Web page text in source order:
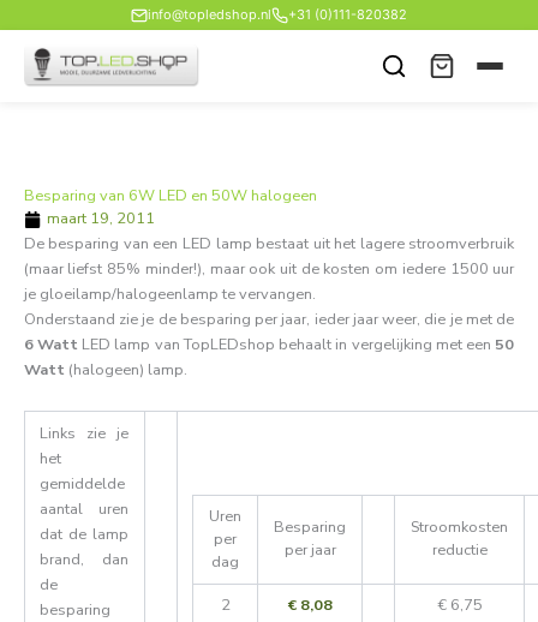
naar
inhoud
info@topledshop.nl +31 (0)111-820382
Besparing van 6W LED en 50W halogeen
maart 19, 2011
De besparing van een LED lamp bestaat uit het lagere stroomverbruik
(maar liefst 85% minder!), maar ook uit de kosten om iedere 1500 uur
je gloeilamp/halogeenlamp te vervangen.
Onderstaand zie je de besparing per jaar, ieder jaar weer, die je met de
6 Watt LED lamp van TopLEDshop behaalt in vergelijking met een 50
Watt (halogeen) lamp.
Links zie je
het
gemiddelde
aantal uren
dat de lamp
brand, dan
de
besparing
Uren
per
dag
Besparing
per jaar
Stroomkosten
reductie
2 € 8,08
€ 6,75